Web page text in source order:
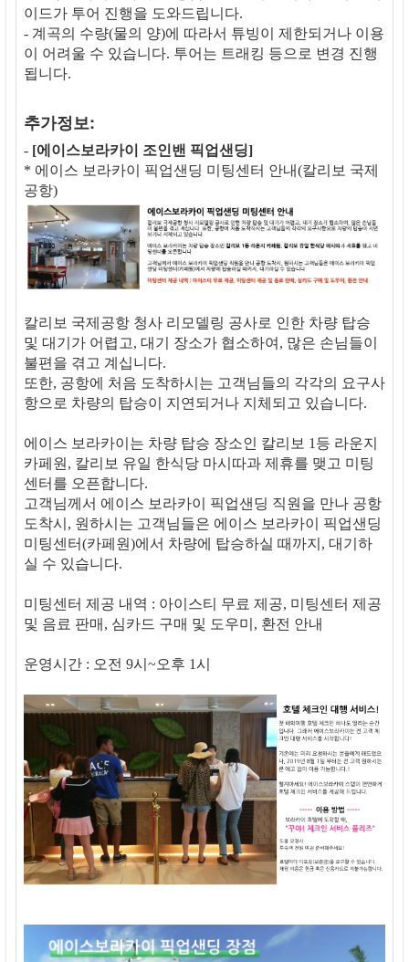
이드가 투어 진행을 도와드립니다.
- 계곡의 수량(물의 양)에 따라서 튜빙이 제한되거나 이용
이 어려울 수 있습니다. 투어는 트래킹 등으로 변경 진행
됩니다.
추가정보:
- [에이스보라카이 조인밴 픽업샌딩]
* 에이스 보라카이 픽업샌딩 미팅센터 안내(칼리보 국제
공항)
칼리보 국제공항 청사 리모델링 공사로 인한 차량 탑승
및 대기가 어렵고, 대기 장소가 협소하여, 많은 손님들이
불편을 겪고 계십니다.
또한, 공항에 처음 도착하시는 고객님들의 각각의 요구사
항으로 차량의 탑승이 지연되거나 지체되고 있습니다.
에이스 보라카이는 차량 탑승 장소인 칼리보 1등 라운지
카페원, 칼리보 유일 한식당 마시따과 제휴를 맺고 미팅
센터를 오픈합니다.
고객님께서 에이스 보라카이 픽업샌딩 직원을 만나 공항
도착시, 원하시는 고객님들은 에이스 보라카이 픽업샌딩
미팅센터(카페원)에서 차량에 탑승하실 때까지, 대기하
실 수 있습니다.
미팅센터 제공 내역 : 아이스티 무료 제공, 미팅센터 제공
및 음료 판매, 심카드 구매 및 도우미, 환전 안내
운영시간 : 오전 9시~오후 1시